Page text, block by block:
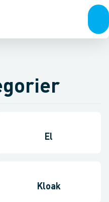
El
Kloak